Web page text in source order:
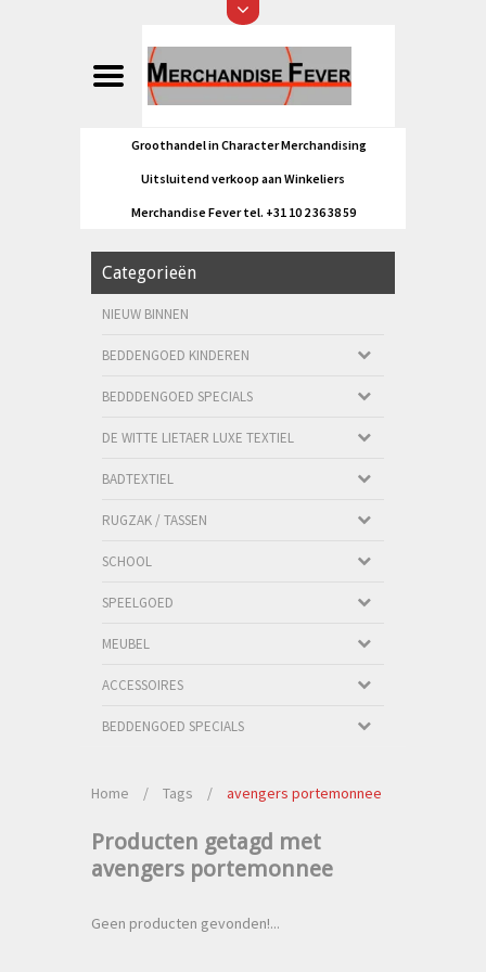
Groothandel in Character Merchandising
Uitsluitend verkoop aan Winkeliers
Merchandise Fever tel. +31 10 2 36 38 59
Categorieën
NIEUW BINNEN
BEDDENGOED KINDEREN
BEDDDENGOED SPECIALS
DE WITTE LIETAER LUXE TEXTIEL
BADTEXTIEL
RUGZAK / TASSEN
SCHOOL
SPEELGOED
MEUBEL
ACCESSOIRES
BEDDENGOED SPECIALS
Home / Tags / avengers portemonnee
Producten getagd met
avengers portemonnee
Geen producten gevonden!...